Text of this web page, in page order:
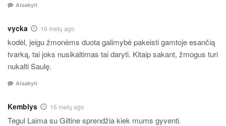
Atsakyti
vycka 16 metų ago
kodėl, jeigu žmonėms duota galimybė pakeisti gamtoje esančią
tvarką, tai joks nusikaltimas tai daryti. Kitaip sakant, žmogus turi
nukalti Saulę.
Atsakyti
Kemblys 16 metų ago
Tegul Laima su Giltine sprendžia kiek mums gyventi.